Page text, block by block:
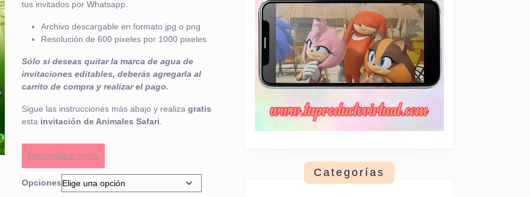
de un
tus invitados por Whatsapp.
Archivo descargable en formato jpg o png
Resolución de 600 pixeles por 1000 pixeles
Sólo si deseas quitar la marca de agua de
invitaciones editables, deberás agregarla al
carrito de compra y realizar el pago.
Sigue las instrucciones más abajo y realizagratis
esta invitación de Animales Safari
Personalizar gratis
Opciones
Categorías